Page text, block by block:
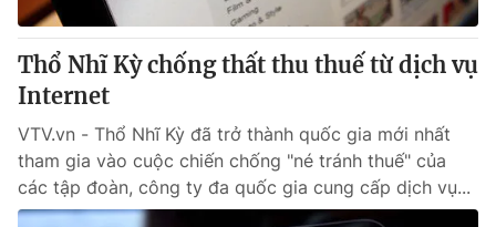
Thổ Nhĩ Kỳ chống thất thu thuế từ dịch vụ
Internet
VTV.vn - Thổ Nhĩ Kỳ đã trở thành quốc gia mới nhất
tham gia vào cuộc chiến chống "né tránh thuế" của
các tập đoàn, công ty đa quốc gia cung cấp dịch vụ...